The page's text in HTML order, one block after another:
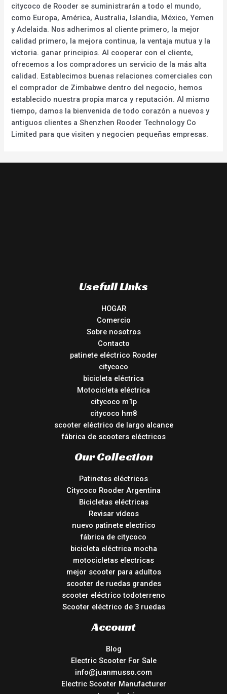
citycoco de Rooder se suministrarán a todo el mundo,
como Europa, América, Australia, Islandia, México, Yemen
y Adelaida. Nos adherimos al cliente primero, la mejor
calidad primero, la mejora continua, la ventaja mutua y la
victoria. ganar principios. Al cooperar con el cliente,
ofrecemos a los compradores un servicio de la más alta
calidad. Establecimos buenas relaciones comerciales con
el comprador de Zimbabwe dentro del negocio, hemos
establecido nuestra propia marca y reputación. Al mismo
tiempo, damos la bienvenida de todo corazón a nuevos y
antiguos clientes a Shenzhen Rooder Technology Co
Limited para que visiten y negocien pequeñas empresas.
Usefull Links
HOGAR
Comercio
Sobre nosotros
Contacto
patinete eléctrico Rooder
citycoco
bicicleta eléctrica
Motocicleta eléctrica
citycoco m1p
citycoco hm8
scooter eléctrico de largo alcance
fábrica de scooters eléctricos
Our Collection
Patinetes eléctricos
Citycoco Rooder Argentina
Bicicletas eléctricas
Revisar vídeos
nuevo patinete electrico
fábrica de citycoco
bicicleta eléctrica mocha
motocicletas electricas
mejor scooter para adultos
scooter de ruedas grandes
scooter eléctrico todoterreno
Scooter eléctrico de 3 ruedas
Account
Blog
Electric Scooter For Sale
info@juanmusso.com
Electric Scooter Manufacturer